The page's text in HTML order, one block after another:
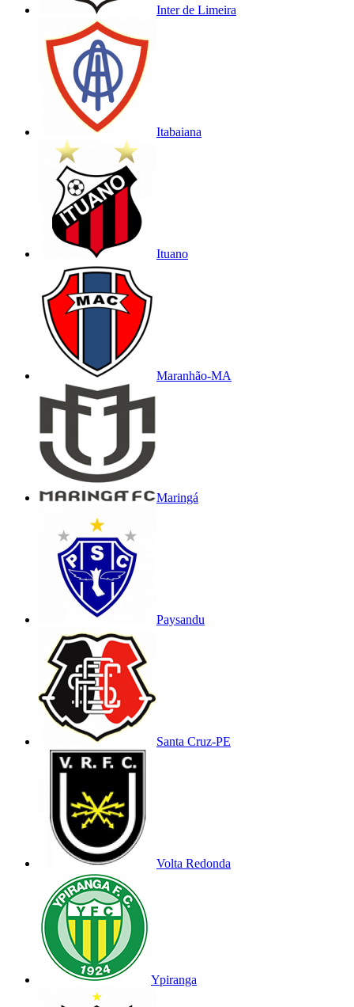
Inter de Limeira
Itabaiana
Ituano
Maranhão-MA
Maringá
Paysandu
Santa Cruz-PE
Volta Redonda
Ypiranga